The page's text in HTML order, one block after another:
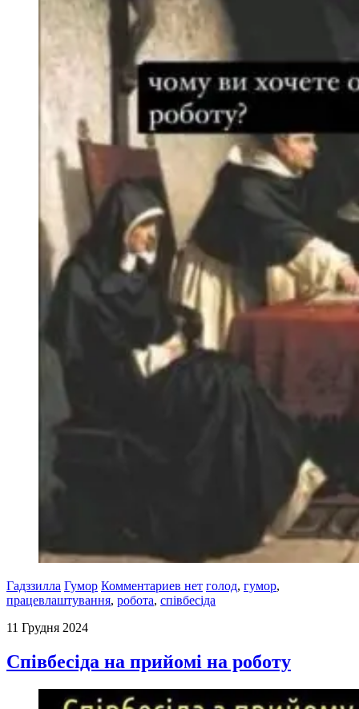
Гадззилла Гумор Комментариев нет голод, гумор,
працевлаштування, робота, співбесіда
11 Грудня 2024
Співбесіда на прийомі на роботу